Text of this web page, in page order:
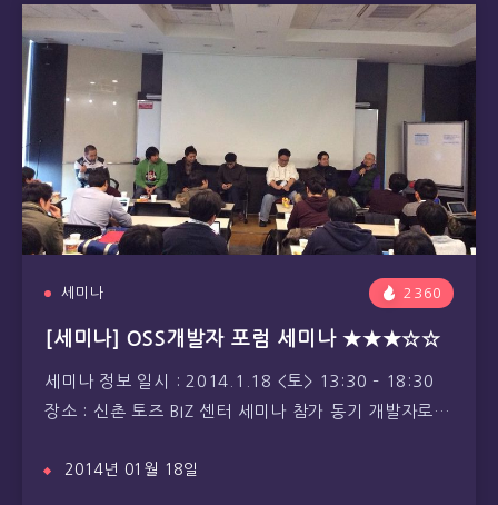
세미나 2360
[세미나] OSS개발자 포럼 세미나 ★★★☆☆
세미나 정보 일시 : 2014.1.18 <토> 13:30 – 18:30
장소 : 신촌 토즈 BIZ 센터 세미나 참가 동기 개발자로…
2014년 01월 18일